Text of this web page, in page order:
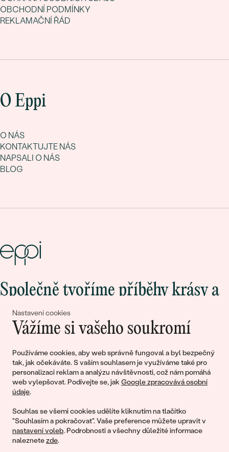
Nastavení cookies
Vážíme si vašeho soukromí
Používáme cookies, aby web správně fungoval a byl bezpečný
tak, jak očekáváte. S vaším souhlasem je využíváme také pro
personalizaci reklam a analýzu návštěvnosti, což nám pomáhá
web vylepšovat. Podívejte se, jak Google zpracovává osobní
údaje.
Souhlas se všemi cookies udělíte kliknutím na tlačítko
"Souhlasím a pokračovat". Vaše preference můžete upravit v
nastavení voleb. Podrobnosti a všechny důležité informace
naleznetezde.
OBCHODNÍ PODMÍNKY
REKLAMAČNÍ ŘÁD
O Eppi
O NÁS
KONTAKTUJTE NÁS
NAPSALI O NÁS
BLOG
Společně tvoříme příběhy krásy a
lásky
© 2011 - 2026, Eppi.cz